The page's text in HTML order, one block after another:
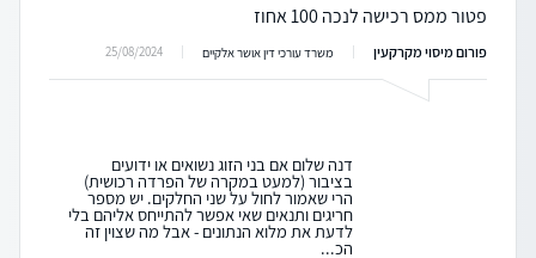
פטור ממס רכישה לנכה 100 אחוז
פורום מיסוי מקרקעין משרד עורכי דין אושר אלקיים 25/08/2024
דנה שלום אם בני הזוג נשואים או ידועים
בציבור (למעט במקרה של הפרדה רכושית)
הרי שאמור לחול על שני החלקים. יש מספר
חריגים ותנאים שאי אפשר להתייחס אליהם בלי
לדעת את מלוא הנתונים - אבל מה שצוין זה
הכ...